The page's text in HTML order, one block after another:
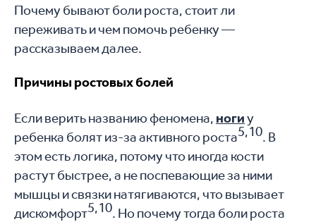
Почему бывают боли роста, стоит ли
переживать и чем помочь ребенку —
рассказываем далее.
Причины ростовых болей
Если верить названию феномена, ногиу
ребенка болят из-за активного роста5,10. В
этом есть логика, потому что иногда кости
растут быстрее, а не поспевающие за ними
мышцы и связки натягиваются, что вызывает
дискомфорт5,10. Но почему тогда боли роста